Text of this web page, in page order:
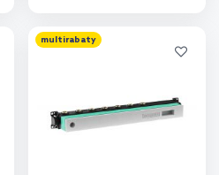
Dodaj do
multirabaty